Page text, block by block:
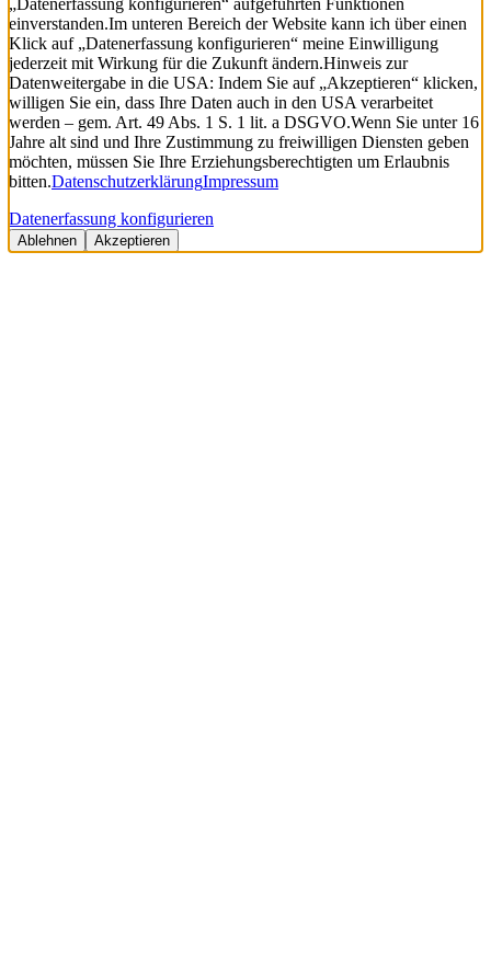
einverstanden.Im unteren Bereich der Website kann ich über einen
Klick auf „Datenerfassung konfigurieren“ meine Einwilligung
jederzeit mit Wirkung für die Zukunft ändern.Hinweis zur
Datenweitergabe in die USA: Indem Sie auf „Akzeptieren“ klicken,
willigen Sie ein, dass Ihre Daten auch in den USA verarbeitet
werden – gem. Art. 49 Abs. 1 S. 1 lit. a DSGVO.Wenn Sie unter 16
Jahre alt sind und Ihre Zustimmung zu freiwilligen Diensten geben
möchten, müssen Sie Ihre Erziehungsberechtigten um Erlaubnis
bitten.DatenschutzerklärungImpressum
Datenerfassung konfigurieren
Ablehnen Akzeptieren